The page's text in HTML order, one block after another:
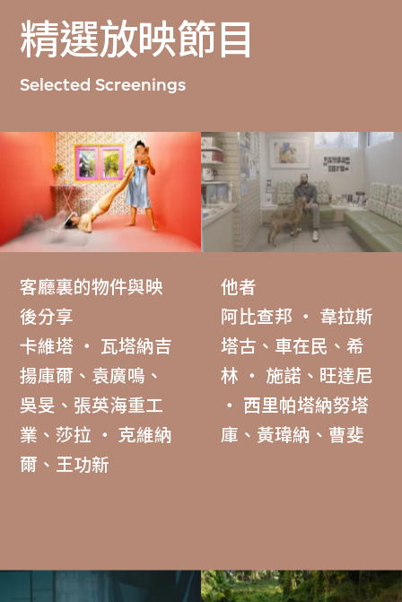
精選放映節目
Selected Screenings
客廳裏的物件與映
後分享
卡維塔 ‧ 瓦塔納吉
揚庫爾、袁廣鳴、
吳旻、張英海重工
業、莎拉 ‧ 克維納
爾、王功新
他者
阿比查邦 ‧ 韋拉斯
塔古、車在民、希
林 ‧ 施諾、旺達尼
‧ 西里帕塔納努塔
庫、黃瑋納、曹斐